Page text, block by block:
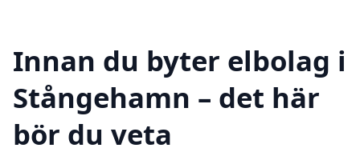
Innan du byter elbolag i
Stångehamn – det här
bör du veta